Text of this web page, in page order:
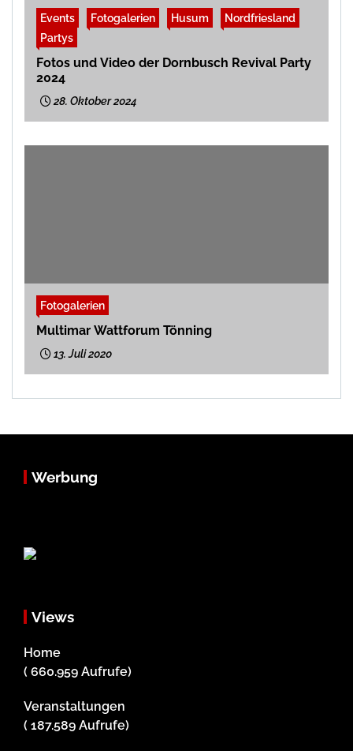
Events Fotogalerien Husum
Nordfriesland
Partys
Fotos und Video der Dornbusch Revival Party
2024
28. Oktober 2024
Fotogalerien
Multimar Wattforum Tönning
13. Juli 2020
Werbung
Views
Home
( 660.959 Aufrufe)
Veranstaltungen
( 187.589 Aufrufe)